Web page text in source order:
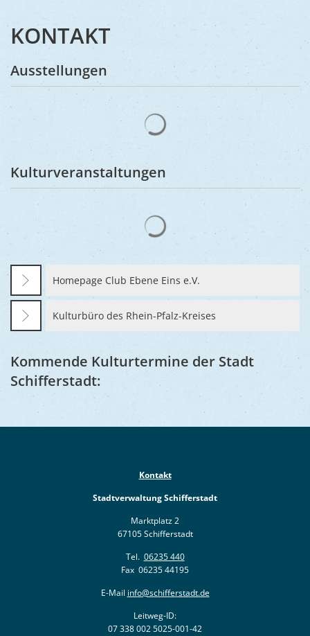
KONTAKT
Ausstellungen
Kulturveranstaltungen
Homepage Club Ebene Eins e.V.
Kulturbüro des Rhein-Pfalz-Kreises
Kommende Kulturtermine der Stadt
Schifferstadt:
Kontakt
Stadtverwaltung Schifferstadt
Marktplatz 2
67105 Schifferstadt
Tel. 06235 440
Fax 06235 44195
E-Mail info@schifferstadt.de
Leitweg-ID:
07 338 002 5025-001-42